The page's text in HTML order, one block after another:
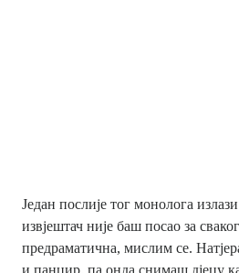
Један послије тог монолога
извјештач није баш посао за
предраматична, мислим се.